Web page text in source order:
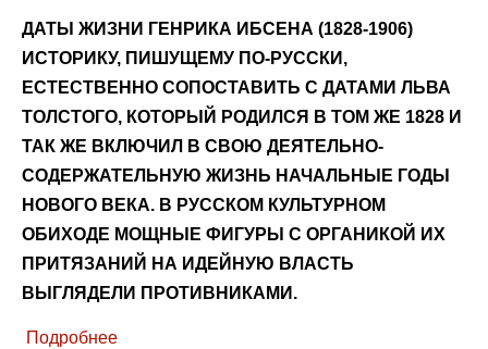
ДАТЫ ЖИЗНИ ГЕНРИКА ИБСЕНА (1828-1906)
ИСТОРИКУ, ПИШУЩЕМУ ПО-РУССКИ,
ЕСТЕСТВЕННО СОПОСТАВИТЬ С ДАТАМИ ЛЬВА
ТОЛСТОГО, КОТОРЫЙ РОДИЛСЯ В ТОМ ЖЕ 1828 И
ТАК ЖЕ ВКЛЮЧИЛ В СВОЮ ДЕЯТЕЛЬНО-
СОДЕРЖАТЕЛЬНУЮ ЖИЗНЬ НАЧАЛЬНЫЕ ГОДЫ
НОВОГО ВЕКА. В РУССКОМ КУЛЬТУРНОМ
ОБИХОДЕ МОЩНЫЕ ФИГУРЫ С ОРГАНИКОЙ ИХ
ПРИТЯЗАНИЙ НА ИДЕЙНУЮ ВЛАСТЬ
ВЫГЛЯДЕЛИ ПРОТИВНИКАМИ.
Подробнее